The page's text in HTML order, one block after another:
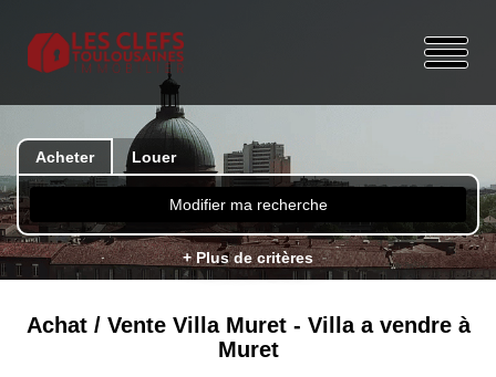
Acheter Louer
Modifier ma recherche
+ Plus de critères
Achat / Vente Villa Muret - Villa a vendre à
Muret